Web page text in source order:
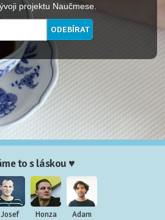
projektu Naučmese.
to s láskou ♥
Josef Honza Adam